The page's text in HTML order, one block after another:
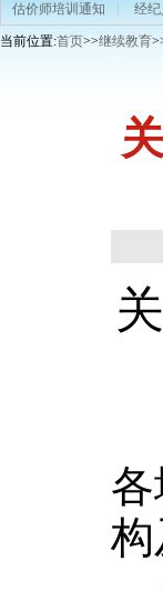
估价师培训通知 经
当前位置:首页>>继续教育